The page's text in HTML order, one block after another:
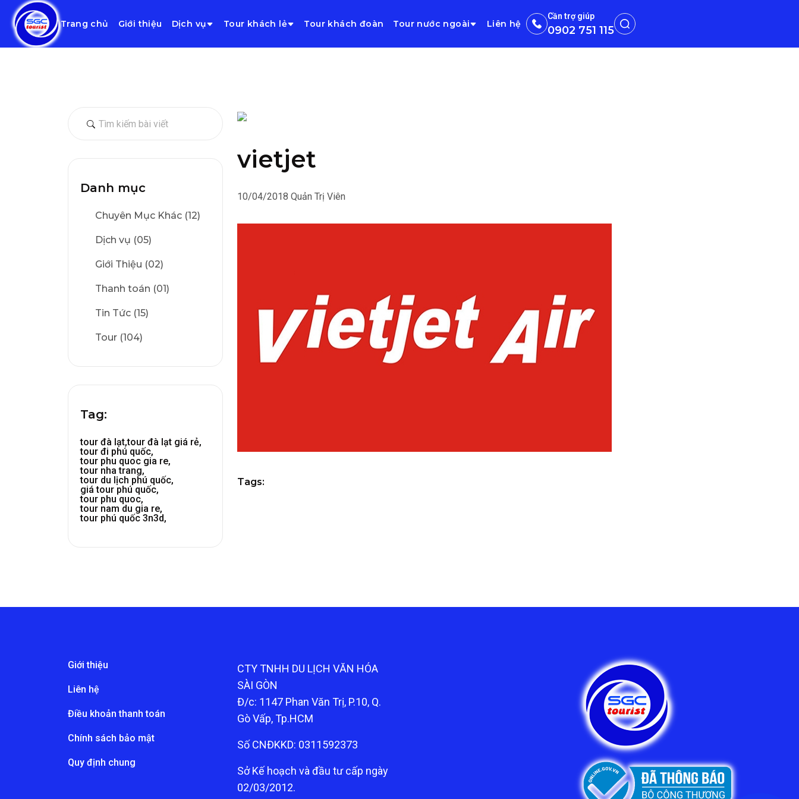
Trang chủ Giới thiệu Dịch vụ Tour khách lẻ Tour khách đoàn Tour nước ngoài Liên hệ
Cần trợ giúp
0902 751 115
Danh mục
Chuyên Mục Khác (12)
Dịch vụ (05)
Giới Thiệu (02)
Thanh toán (01)
Tin Tức (15)
Tour (104)
Tag:
tour đà lạt,tour đà lạt giá rẻ,
tour đi phú quốc,
tour phu quoc gia re,
tour nha trang,
tour du lịch phú quốc,
giá tour phú quốc,
tour phu quoc,
tour nam du gia re,
tour phú quốc 3n3d,
vietjet
10/04/2018 Quản Trị Viên
Tags:
Giới thiệu
Liên hệ
Điều khoản thanh toán
Chính sách bảo mật
Quy định chung
CTY TNHH DU LỊCH VĂN HÓA
SÀI GÒN
Đ/c: 1147 Phan Văn Trị, P.10, Q.
Gò Vấp, Tp.HCM
Số CNĐKKD: 0311592373
Sở Kế hoạch và đầu tư cấp ngày
02/03/2012.